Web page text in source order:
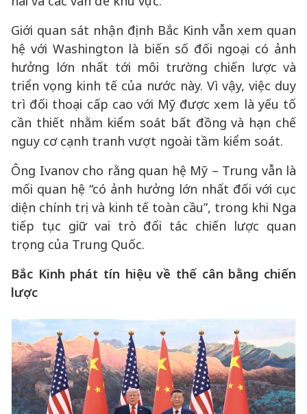
Giới quan sát nhận định Bắc Kinh vẫn xem quan
hệ với Washington là biến số đối ngoại có ảnh
hưởng lớn nhất tới môi trường chiến lược và
triển vọng kinh tế của nước này. Vì vậy, việc duy
trì đối thoại cấp cao với Mỹ được xem là yếu tố
cần thiết nhằm kiểm soát bất đồng và hạn chế
nguy cơ cạnh tranh vượt ngoài tầm kiểm soát.
Ông Ivanov cho rằng quan hệ Mỹ – Trung vẫn là
mối quan hệ “có ảnh hưởng lớn nhất đối với cục
diện chính trị và kinh tế toàn cầu”, trong khi Nga
tiếp tục giữ vai trò đối tác chiến lược quan
trọng của Trung Quốc.
Bắc Kinh phát tín hiệu về thế cân bằng chiến
lược